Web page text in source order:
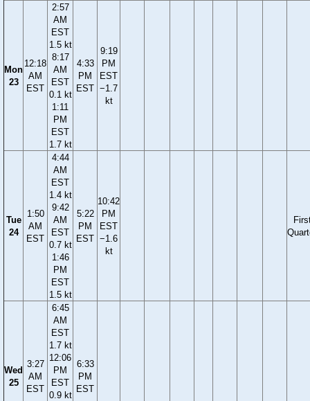
Mon
23
12:18
AM
EST
2:57
AM
EST
1.5 kt
8:17
AM
EST
0.1 kt
1:11
PM
EST
1.7 kt
4:33
PM
EST
9:19
PM
EST
−1.7
kt
Tue
24
1:50
AM
EST
4:44
AM
EST
1.4 kt
9:42
AM
EST
0.7 kt
1:46
PM
EST
1.5 kt
5:22
PM
EST
10:42
PM
EST
−1.6
kt
Wed
25
3:27
AM
EST
6:45
AM
EST
1.7 kt
12:06
PM
EST
0.9 kt
6:33
PM
EST